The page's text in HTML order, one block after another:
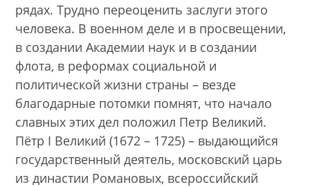
рядах. Трудно переоценить заслуги этого
человека. В военном деле и в просвещении,
в создании Академии наук и в создании
флота, в реформах социальной и
политической жизни страны – везде
благодарные потомки помнят, что начало
славных этих дел положил Петр Великий.
Пётр I Великий (1672 – 1725) – выдающийся
государственный деятель, московский царь
из династии Романовых, всероссийский